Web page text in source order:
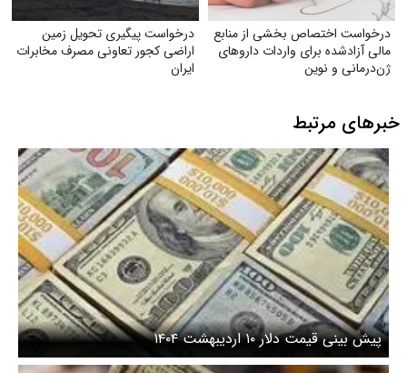
درخواست اختصاص بخشی از منابع
مالی آزادشده برای واردات داروهای
ژن‌درمانی و نوین
درخواست پیگیری تحویل زمین
اراضی کجور تعاونی مصرف مخابرات
ایران
خبرهای مرتبط
پیش بینی قیمت دلار ۱۰ اردیبهشت ۱۴۰۴